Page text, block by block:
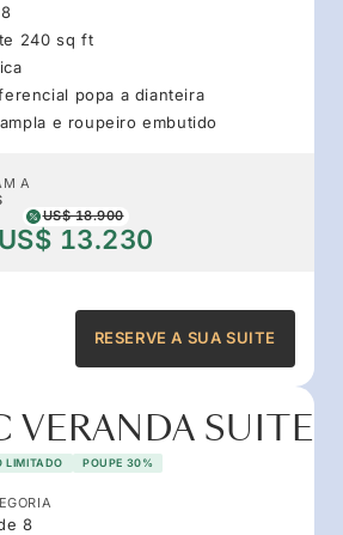
240 sq ft
popa a dianteira
e roupeiro embutido
A
US$ 18.900
US$ 13.230
RESERVE A SUA SUITE
VERANDA SUITE
LIMITADO POUPE 30%
8